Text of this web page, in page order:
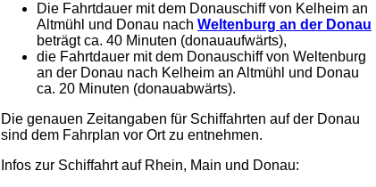
Die Fahrtdauer mit dem Donauschiff von Kelheim an
Altmühl und Donau nach Weltenburg an der Donau
beträgt ca. 40 Minuten (donauaufwärts),
die Fahrtdauer mit dem Donauschiff von Weltenburg
an der Donau nach Kelheim an Altmühl und Donau
ca. 20 Minuten (donauabwärts).
Die genauen Zeitangaben für Schiffahrten auf der Donau
sind dem Fahrplan vor Ort zu entnehmen.
Infos zur Schiffahrt auf Rhein, Main und Donau: